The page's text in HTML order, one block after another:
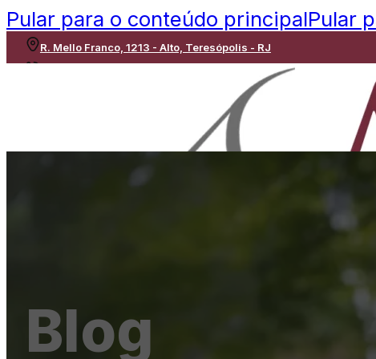
Pular para o conteúdo principalPular
R. Mello Franco, 1213 - Alto, Teresópolis - RJ
INICIO
CORRETORA
Blog